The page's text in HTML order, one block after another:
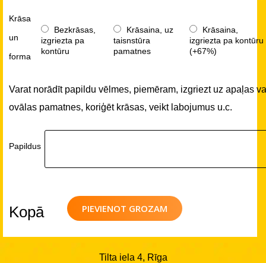
Krāsa
un
forma
Bezkrāsas,
izgriezta pa
kontūru
Krāsaina, uz
taisnstūra
pamatnes
Krāsaina,
izgriezta pa kontūru
(+67%)
Varat norādīt papildu vēlmes, piemēram, izgriezt uz apaļas
ovālas pamatnes, koriģēt krāsas, veikt labojumus u.c.
Papildus
PIEVIENOT GROZAM
Kopā
Tilta iela 4, Rīga